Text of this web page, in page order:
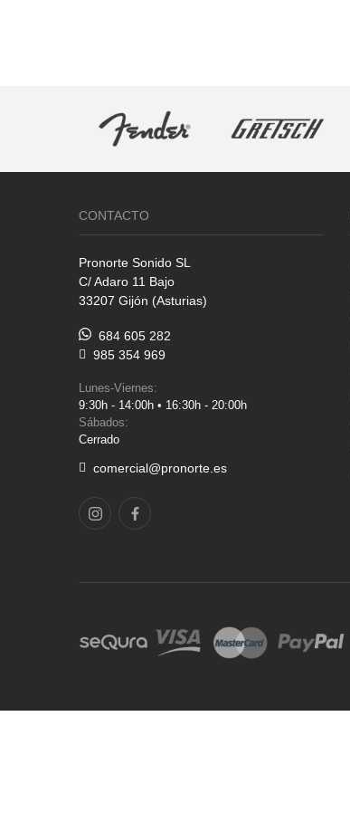
CONTACTO
Pronorte Sonido SL
C/ Adaro 11 Bajo
33207 Gijón (Asturias)
684 605 282
985 354 969
Lunes-Viernes:
9:30h - 14:00h • 16:30h - 20:00h
Sábados:
Cerrado
comercial@pronorte.es